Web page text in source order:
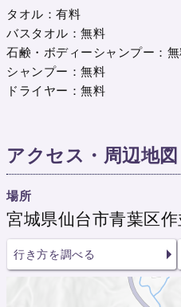
タオル：有料
バスタオル：無料
石鹸・ボディーシャンプー：
シャンプー：無料
ドライヤー：無料
アクセス・周辺地図
場所
宮城県仙台市青葉区
行き方を調べる